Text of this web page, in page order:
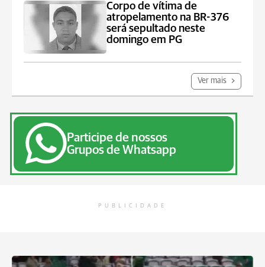
Corpo de vítima de
atropelamento na BR-376
será sepultado neste
domingo em PG
Ver mais
Participe de nossos
Grupos de Whatsapp
PUBLICIDADE